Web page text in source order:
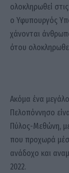
ολοκληρωθεί
ο Υφυπουργός
χάνονται
ότου
Ακόμα ένα
Πελοπόννησο
Πύλος-Μεθώνη,
που προχωρά
ανάδοχο και
2022.